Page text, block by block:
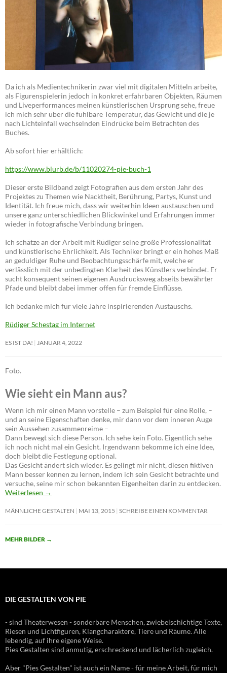
Da ich als Medientechnikerin zwar viel mit digitalen Mitteln arbeite,
als Figurenspielerin jedoch in konkret erfahrbaren Objekten, Räumen
und Liveperformances meinen künstlerischen Ursprung sehe, freue
ich mich sehr über die fühlbare Temperatur, das Gewicht und die je
nach Lichteinfall wechselnden Eindrücke beim Betrachten des
Buches.
Ab sofort hier erhältlich:
https://www.blurb.de/b/11020274-pie-buch-1
Dieser erste Bildband zeigt Fotografien aus dem ersten Jahr des
Projektes zu Themen wie Nacktheit, Berührung, Partys, Kunst und
Identität. Ich freue mich, dass wir weiterhin Ideen austauschen und
unsere ganz unterschiedlichen Blickwinkel und Erfahrungen immer
wieder in fotografische Verbindung bringen.
Ich schätze an der Arbeit mit Rüdiger seine große Professionalität
und künstlerische Ehrlichkeit. Als Techniker bringt er ein hohes Maß
an geduldiger Ruhe und Beobachtungsschärfe mit, welche er
verlässlich mit der unbedingten Klarheit des Künstlers verbindet. Er
sucht konsequent seinen eigenen Ausdrucksweg abseits bewährter
Pfade und bleibt dabei immer offen für fremde Einflüsse.
Ich bedanke mich für viele Jahre inspirierenden Austauschs.
Rüdiger Schestag im Internet
ES IST DA! JANUAR 4, 2022
Foto.
Wie sieht ein Mann aus?
Wenn ich mir einen Mann vorstelle – zum Beispiel für eine Rolle, –
und an seine Eigenschaften denke, mir dann vor dem inneren Auge
sein Aussehen zusammenreime –
Dann bewegt sich diese Person. Ich sehe kein Foto. Eigentlich sehe
ich noch nicht mal ein Gesicht. Irgendwann bekomme ich eine Idee,
doch bleibt die Festlegung optional.
Das Gesicht ändert sich wieder. Es gelingt mir nicht, diesen fiktiven
Mann besser kennen zu lernen, indem ich sein Gesicht betrachte und
versuche, seine mir schon bekannten Eigenheiten darin zu entdecken.
Weiterlesen →
MÄNNLICHE GESTALTEN MAI 13, 2015 SCHREIBE EINEN KOMMENTAR
MEHR BILDER →
DIE GESTALTEN VON PIE
- sind Theaterwesen - sonderbare Menschen, zwiebelschichtige Texte,
Riesen und Lichtfiguren, Klangcharaktere, Tiere und Räume. Alle
lebendig, auf ihre eigene Weise.
Pies Gestalten sind anmutig, erschreckend und lächerlich zugleich.
Aber "Pies Gestalten" ist auch ein Name - für meine Arbeit, für mich